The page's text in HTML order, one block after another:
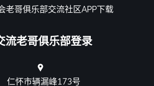
老哥俱乐部交流社区APP下载
流老哥俱乐部登录
仁怀市辆漏峰173号